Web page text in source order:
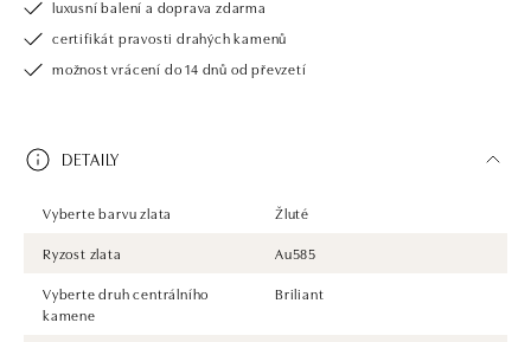
luxusní balení a doprava zdarma
certifikát pravosti drahých kamenů
možnost vrácení do 14 dnů od převzetí
DETAILY
Vyberte barvu zlata
Žluté
Ryzost zlata
Au585
Vyberte druh centrálního
kamene
Briliant